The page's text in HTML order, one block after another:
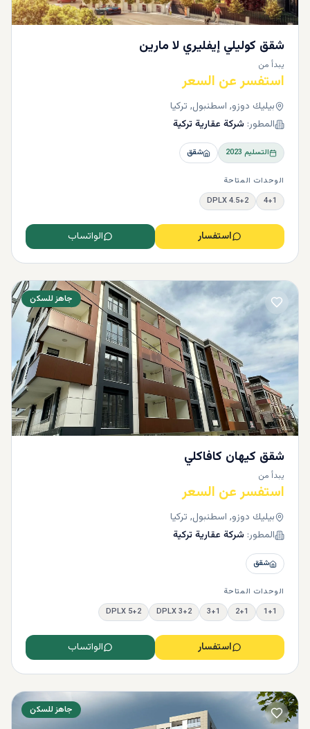
شقق كوليلي إيفليري لا مارين
يبدأ من
استفسر عن السعر
بيليك دوزو, اسطنبول, تركيا
المطور: شركة عقارية تركية
التسليم 2023 شقق
الوحدات المتاحة
4+1
4.5+2 DPLX
استفسار الواتساب
جاهز للسكن
شقق كيهان كافاكلي
يبدأ من
استفسر عن السعر
بيليك دوزو, اسطنبول, تركيا
المطور: شركة عقارية تركية
شقق
الوحدات المتاحة
1+1
2+1
3+1
3+2 DPLX
5+2 DPLX
استفسار الواتساب
جاهز للسكن